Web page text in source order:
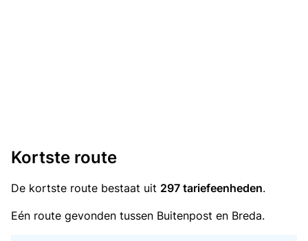
Kortste route
De kortste route bestaat uit 297 tariefeenheden.
Eén route gevonden tussen Buitenpost en Breda.